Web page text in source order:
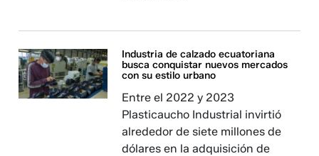
Industria de calzado ecuatoriana
busca conquistar nuevos mercados
con su estilo urbano
Entre el 2022 y 2023
Plasticaucho Industrial invirtió
alrededor de siete millones de
dólares en la adquisición de